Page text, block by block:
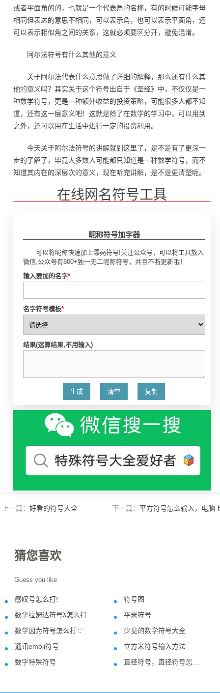
或者平面角的的，也就是一个代表角的名称，有的时候可能字母
相同但表达的意思不相同，可以表示角，也可以表示平面角，还
可以表示相似角之间的关系，这就必须要区分开，避免混淆。
阿尔法符号有什么其他的意义
关于阿尔法代表什么意思做了详细的解释，那么还有什么其
他的意义吗？其实关于这个符号出自于《圣经》中，不仅仅是一
种数学符号，更是一种额外收益的投资策略，可能很多人都不知
道，还有这一层意义吧！这就是除了在数学的学习中，可以用到
之外，还可以用在生活中进行一定的投资利用。
今天关于阿尔法符号的讲解就到这里了，是不是有了更深一
步的了解了，毕竟大多数人可能都只知道是一种数学符号，而不
知道其内在的深层次的意义，现在听完讲解，是不是更清楚呢。
在线网名符号工具
昵称符号加字器
可以将昵称快速加上漂亮符号!关注公众号，可以将工具放入
微信,公众号有800+独一无二昵称符号，并且不断更新哦！
输入要加的名字*
名字符号模板*
结果(运算结果,不用输入)
上一篇：好看的符号大全 下一篇：平方符号怎么输入，电脑
猜您喜欢
Guess you like
感叹号怎么打! 符号图
数学拉姆达符号λ怎么打 平米符号
数学因为符号怎么打∵ 少见的数学符号大全
通讯emoji符号 立方米符号输入方法
数字特殊符号 直径符号，直径符号怎么打？